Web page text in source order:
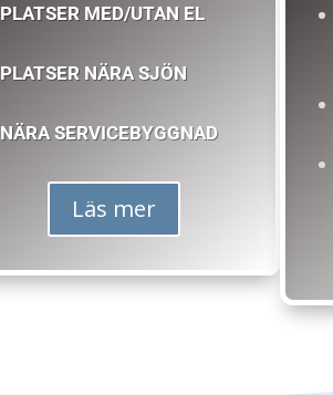
PLATSER MED/UTAN EL
PLATSER NÄRA SJÖN
NÄRA SERVICEBYGGNAD
Läs mer